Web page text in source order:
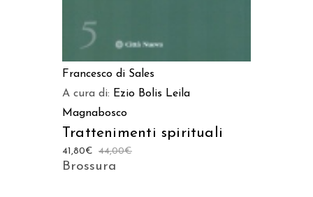
Francesco di Sales
A cura di: Ezio Bolis Leila
Magnabosco
Trattenimenti spirituali
44,00€
41,80€
Brossura